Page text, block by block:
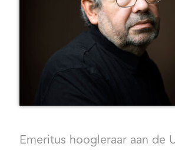
Emeritus hoogleraar aan de